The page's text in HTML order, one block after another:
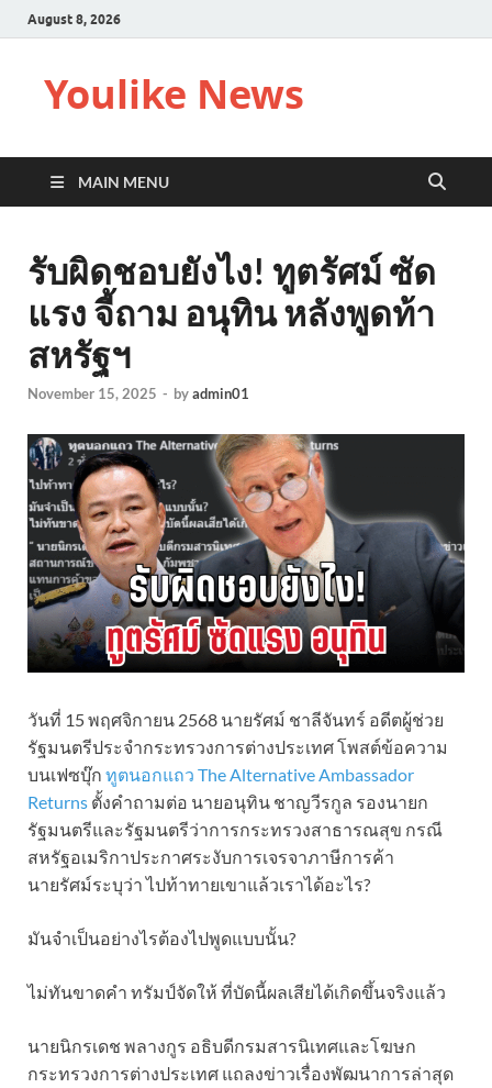
August 8, 2026
Youlike News
MAIN MENU
รับผิดชอบยังไง! ทูตรัศม์ ซัด
แรง จี้ถาม อนุทิน หลังพูดท้า
สหรัฐฯ
November 15, 2025 - byadmin01
วันที่ 15 พฤศจิกายน 2568 นายรัศม์ ชาลีจันทร์ อดีตผู้ช่วย
รัฐมนตรีประจำกระทรวงการต่างประเทศ โพสต์ข้อความ
บนเฟซบุ๊ก ทูตนอกแถว The Alternative Ambassador
Returns ตั้งคำถามต่อ นายอนุทิน ชาญวีรกูล รองนายก
รัฐมนตรีและรัฐมนตรีว่าการกระทรวงสาธารณสุข กรณี
สหรัฐอเมริกาประกาศระงับการเจรจาภาษีการค้า
นายรัศม์ระบุว่า ไปท้าทายเขาแล้วเราได้อะไร?
มันจำเป็นอย่างไรต้องไปพูดแบบนั้น?
ไม่ทันขาดคำ ทรัมป์จัดให้ ที่บัดนี้ผลเสียได้เกิดขึ้นจริงแล้ว
นายนิกรเดช พลางกูร อธิบดีกรมสารนิเทศและโฆษก
กระทรวงการต่างประเทศ แถลงข่าวเรื่องพัฒนาการล่าสุด